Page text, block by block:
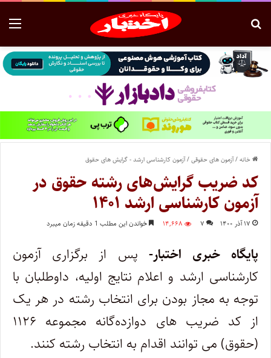
خانه/آزمون های حقوقی/آزمون کارشناسی ارشد - گرایش های حقوق
کد ضریب گرایش‌های رشته حقوق در
آزمون کارشناسی ارشد ۱۴۰۱
۱۷ آذر ۱۴۰۰ ۷ ۱۴,۶۶۸ خواندن این مطلب 1 دقیقه زمان میبرد
پایگاه خبری اختبار- پس از برگزاری آزمون
کارشناسی ارشد و اعلام نتایج اولیه، داوطلبان با
توجه به مجاز بودن برای انتخاب رشته در هر یک
از کد ضریب های دوازده‌گانه مجموعه ۱۱۲۶
(حقوق) می توانند اقدام به انتخاب رشته کنند.